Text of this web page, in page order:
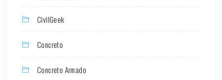
CivilGeek
Concreto
Concreto Armado